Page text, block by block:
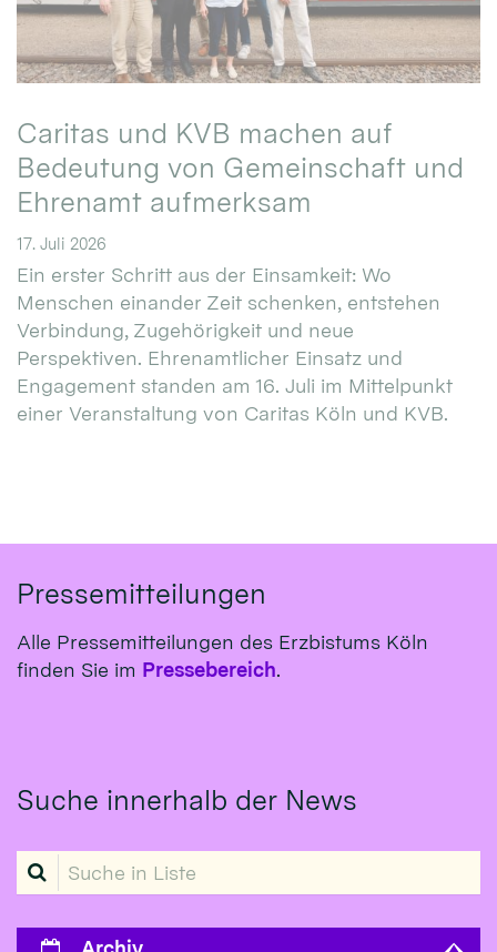
Caritas und KVB machen auf
Bedeutung von Gemeinschaft und
Ehrenamt aufmerksam
17. Juli 2026
Ein erster Schritt aus der Einsamkeit: Wo
Menschen einander Zeit schenken, entstehen
Verbindung, Zugehörigkeit und neue
Perspektiven. Ehrenamtlicher Einsatz und
Engagement standen am 16. Juli im Mittelpunkt
einer Veranstaltung von Caritas Köln und KVB.
Pressemitteilungen
Alle Pressemitteilungen des Erzbistums Köln
finden Sie im Pressebereich.
Suche innerhalb der News
Suche in Liste